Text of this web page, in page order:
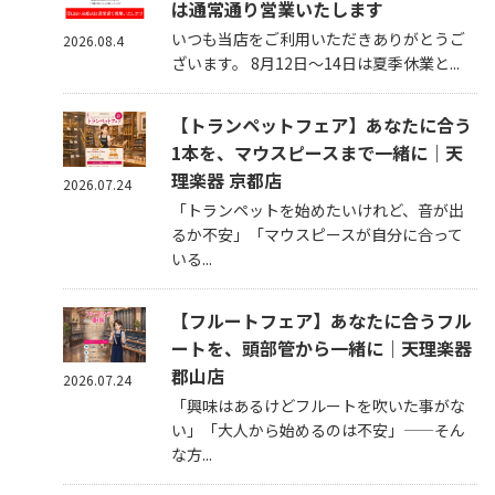
は通常通り営業いたします
いつも当店をご利用いただきありがとうご
ざいます。 8月12日～14日は夏季休業と...
2026.08.4
【トランペットフェア】あなたに合う
1本を、マウスピースまで一緒に｜天
理楽器 京都店
「トランペットを始めたいけれど、音が出
るか不安」「マウスピースが自分に合って
いる...
2026.07.24
【フルートフェア】あなたに合うフル
ートを、頭部管から一緒に｜天理楽器
郡山店
「興味はあるけどフルートを吹いた事がな
い」「大人から始めるのは不安」——そん
な方...
2026.07.24